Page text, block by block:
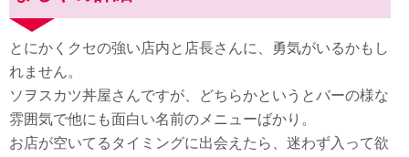
とにかくクセの強い店内と店長さんに、勇気がいるかもし
れません。
ソヲスカツ丼屋さんですが、どちらかというとバーの様な
雰囲気で他にも面白い名前のメニューばかり。
お店が空いてるタイミングに出会えたら、迷わず入って欲